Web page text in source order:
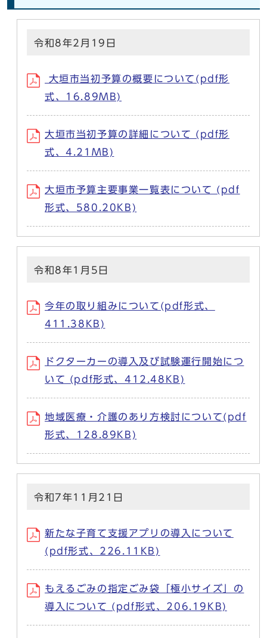
令和8年2月19日
大垣市当初予算の概要について(pdf形
式、16.89MB)
大垣市当初予算の詳細について (pdf形
式、4.21MB)
大垣市予算主要事業一覧表について (pdf
形式、580.20KB)
令和8年1月5日
今年の取り組みについて(pdf形式、
411.38KB)
ドクターカーの導入及び試験運行開始につ
いて (pdf形式、412.48KB)
地域医療・介護のあり方検討について(pdf
形式、128.89KB)
令和7年11月21日
新たな子育て支援アプリの導入について
(pdf形式、226.11KB)
もえるごみの指定ごみ袋「極小サイズ」の
導入について (pdf形式、206.19KB)